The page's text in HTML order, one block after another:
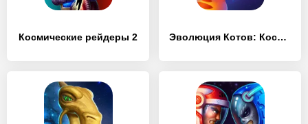
Космические рейдеры 2 Эволюция Котов: Космос – Котики в новой галактике